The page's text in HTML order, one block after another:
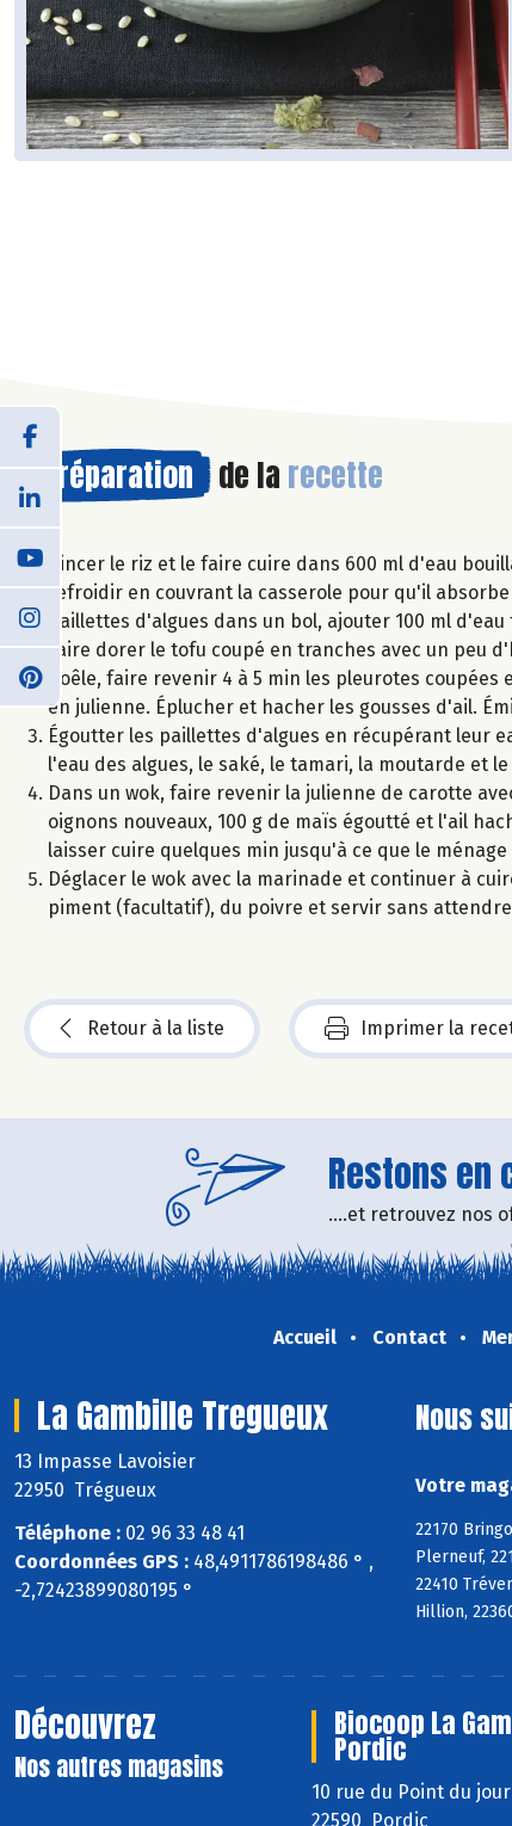
Préparation de la recette
Rincer le riz et le faire cuire dans 600 ml d'eau
refroidir en couvrant la casserole pour qu'il
paillettes d'algues dans un bol, ajouter 100 ml
Faire dorer le tofu coupé en tranches avec un peu
poêle, faire revenir 4 à 5 min les pleurotes
en julienne. Éplucher et hacher les gousses d'ail.
Égoutter les paillettes d'algues en récupérant leur
l'eau des algues, le saké, le tamari, la moutarde et
Dans un wok, faire revenir la julienne de carotte
oignons nouveaux, 100 g de maïs égoutté et l'ail
laisser cuire quelques min jusqu'à ce que le
Déglacer le wok avec la marinade et continuer à
piment (facultatif), du poivre et servir sans
Retour à la liste Imprimer la
Restons
....et retrouvez nos
Accueil Contact
La Gambille Tregueux
13 Impasse Lavoisier
22950 Trégueux
Téléphone : 02 96 33 48 41
Coordonnées GPS : 48,4911786198486 ° ,
-2,72423899080195 °
Nous
Votre
22170
Plerneuf,
22410
Hillion,
Découvrez
Nos autres magasins
Biocoop La
Pordic
10 rue du Point du jour
22590 Pordic